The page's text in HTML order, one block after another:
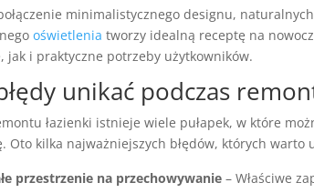
minimalistycznego designu,
oświetlenia tworzy idealną receptę na
jak i praktyczne potrzeby użytkowników.
unikać podczas
łazienki istnieje wiele pułapek, w które
Oto kilka najważniejszych błędów, których warto
przestrzenie na przechowywanie – Właściwe